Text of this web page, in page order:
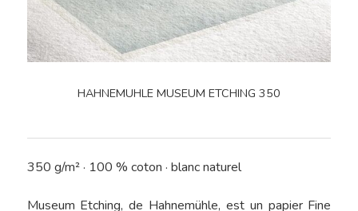
HAHNEMUHLE MUSEUM ETCHING 350
350 g/m² · 100 % coton · blanc naturel
Museum Etching, de Hahnemühle, est un papier Fine
Sélection De
Papier HDEF –
Encadrements Et
Reproduction
Traitement De